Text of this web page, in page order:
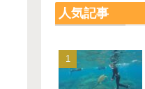
人気記事